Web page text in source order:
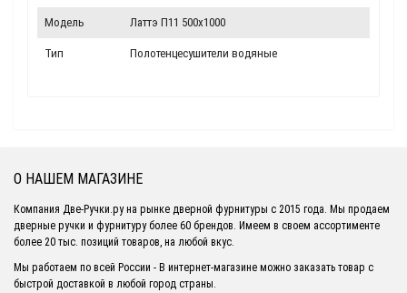
Модель Латтэ П11 500х1000
Тип Полотенцесушители водяные
О НАШЕМ МАГАЗИНЕ
Компания Две-Ручки.ру на рынке дверной фурнитуры с 2015 года. Мы продаем
дверные ручки и фурнитуру более 60 брендов. Имеем в своем ассортименте
более 20 тыс. позиций товаров, на любой вкус.
Мы работаем по всей России - В интернет-магазине можно заказать товар с
быстрой доставкой в любой город страны.